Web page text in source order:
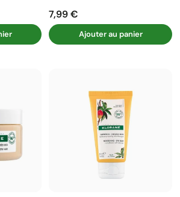
Prix
7,99 €
Ajouter au panier